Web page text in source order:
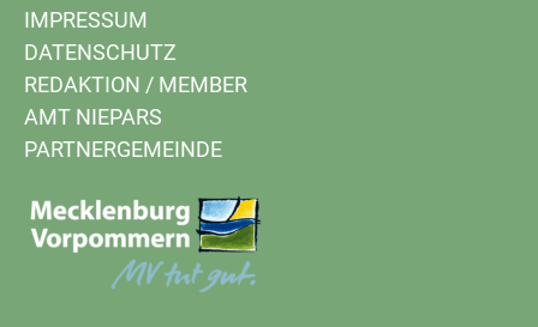
IMPRESSUM
DATENSCHUTZ
REDAKTION / MEMBER
AMT NIEPARS
PARTNERGEMEINDE